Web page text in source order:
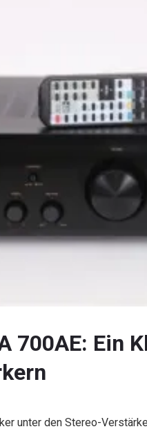
700AE: Ein
unter den Stereo-